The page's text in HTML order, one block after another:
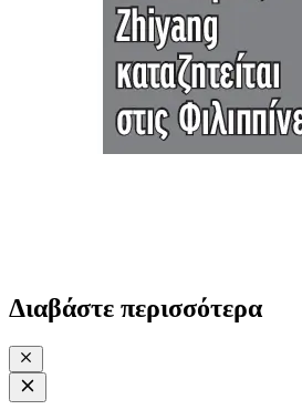
Διαβάστε περισσότερα